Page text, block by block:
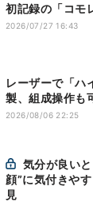
初記録の「コモ
2026/07/27 16:43
レーザーで「ハ
製、組成操作も
2026/08/06 22:25
顔”に気付きや
見